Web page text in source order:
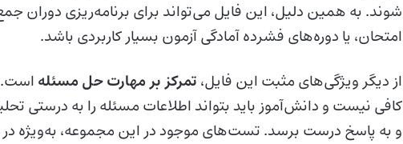
شوند. به همین دلیل، این فایل می‌تواند برای برنامه‌ریزی دوران
امتحان، یا دوره‌های فشرده آمادگی آزمون بسیار کاربردی باشد.
از دیگر ویژگی‌های مثبت این فایل، تمرکز بر مهارت حل مسئله است.
کافی نیست و دانش‌آموز باید بتواند اطلاعات مسئله را به درستی
و به پاسخ درست برسد. تست‌های موجود در این مجموعه، به‌ویژه در